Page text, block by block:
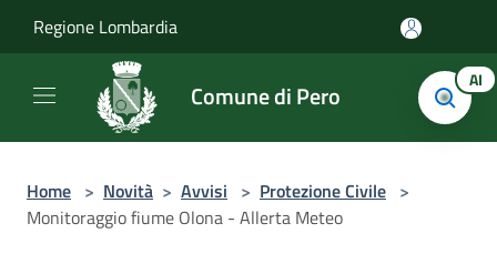
Regione Lombardia
Comune di Pero AI
Home > Novità > Avvisi > Protezione Civile >
Monitoraggio fiume Olona - Allerta Meteo